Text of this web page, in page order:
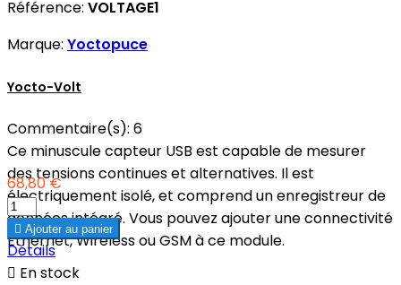
Référence: VOLTAGE1
Marque: Yoctopuce
Yocto-Volt
Commentaire(s): 6
Ce minuscule capteur USB est capable de mesurer
des tensions continues et alternatives. Il est
électriquement isolé, et comprend un enregistreur de
données intégré. Vous pouvez ajouter une connectivité
Ethernet, Wireless ou GSM à ce module.
68,80 €
 Ajouter au panier
Détails
 En stock